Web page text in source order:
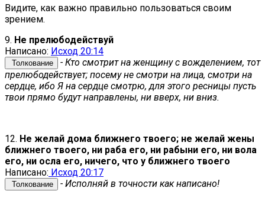
Видите, как важно правильно пользоваться своим
зрением.
9. Не прелюбодействуй
Написано: Исход 20:14
Толкование
- Кто смотрит на женщину с вожделением, тот
прелюбодействует; посему не смотри на лица, смотри на
сердце, ибо Я на сердце смотрю, для этого ресницы пусть
твои прямо будут направлены, ни вверх, ни вниз.
12. Не желай дома ближнего твоего; не желай жены
ближнего твоего, ни раба его, ни рабыни его, ни вола
его, ни осла его, ничего, что у ближнего твоего
Написано: Исход 20:17
Толкование - Исполняй в точности как написано!